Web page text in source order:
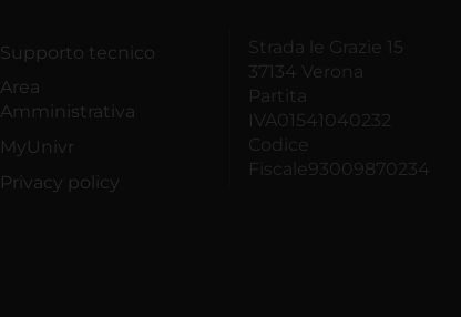
Supporto tecnico
Area
Amministrativa
MyUnivr
Privacy policy
Strada le Grazie 15
37134 Verona
Partita
IVA01541040232
Codice
Fiscale93009870234